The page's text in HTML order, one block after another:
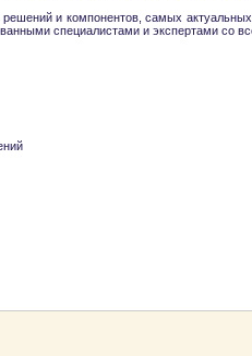
и компонентов, самых
специалистами и экспертами со